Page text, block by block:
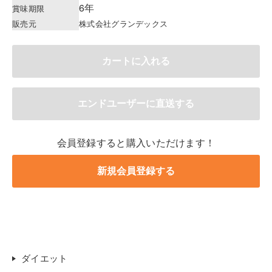
賞味期限 6年
販売元 株式会社グランデックス
会員登録すると購入いただけます！
ダイエット